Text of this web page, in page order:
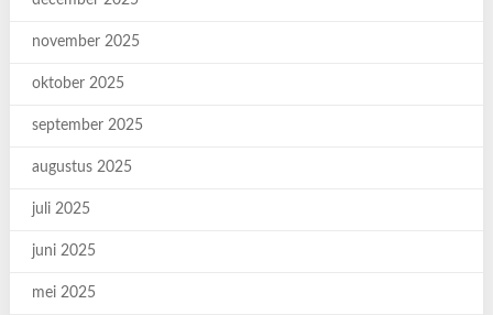
november 2025
oktober 2025
september 2025
augustus 2025
juli 2025
juni 2025
mei 2025